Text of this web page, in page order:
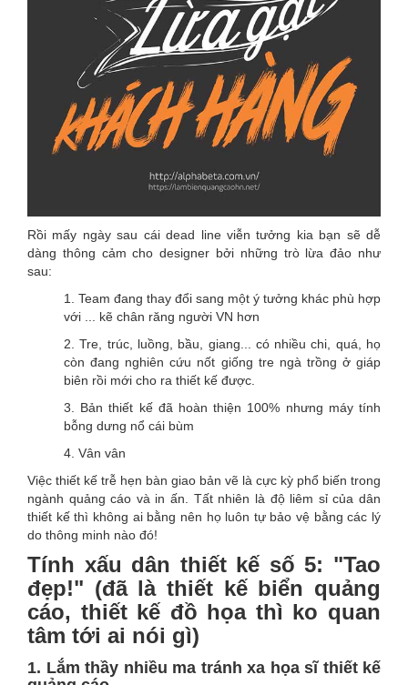
Rồi mấy ngày sau cái dead line viễn tưởng kia bạn sẽ dễ
dàng thông cảm cho designer bởi những trò lừa đảo như
sau:
1. Team đang thay đổi sang một ý tưởng khác phù hợp
với ... kẽ chân răng người VN hơn
2. Tre, trúc, luồng, bầu, giang... có nhiều chi, quá, họ
còn đang nghiên cứu nốt giống tre ngà trồng ở giáp
biên rồi mới cho ra thiết kế được.
3. Bản thiết kế đã hoàn thiện 100% nhưng máy tính
bỗng dưng nổ cái bùm
4. Vân vân
Việc thiết kế trễ hẹn bàn giao bản vẽ là cực kỳ phổ biến trong
ngành quảng cáo và in ấn. Tất nhiên là độ liêm sỉ của dân
thiết kế thì không ai bằng nên họ luôn tự bảo vệ bằng các lý
do thông minh nào đó!
Tính xấu dân thiết kế số 5: "Tao
đẹp!" (đã là thiết kế biển quảng
cáo, thiết kế đồ họa thì ko quan
tâm tới ai nói gì)
1. Lắm thầy nhiều ma tránh xa họa sĩ thiết kế